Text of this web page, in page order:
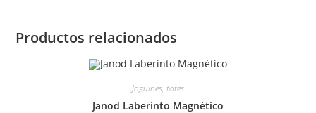
Productos relacionados
Joguines, totes
Janod Laberinto Magnético